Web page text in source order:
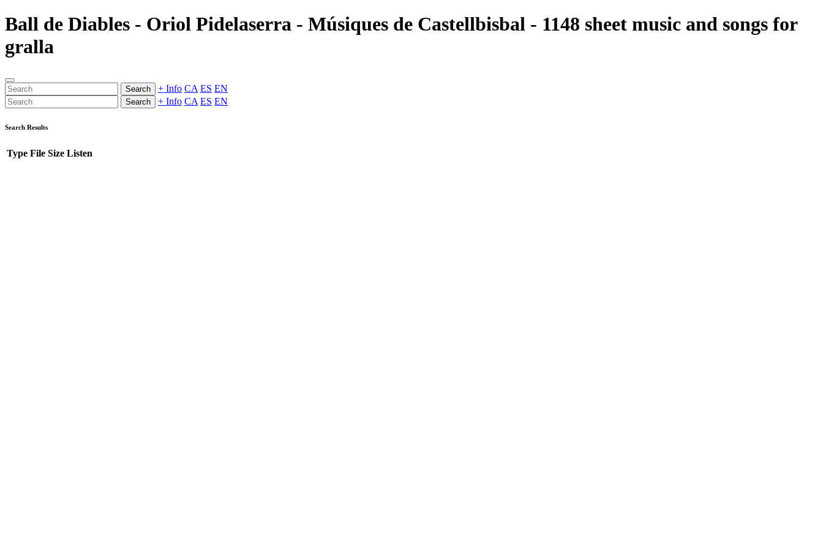
Ball de Diables - Oriol Pidelaserra - Músiques de Castellbisbal - 1148 sheet music and songs for
gralla
Search + Info CA ES EN
Search + Info CA ES EN
Search Results
Type File Size Listen